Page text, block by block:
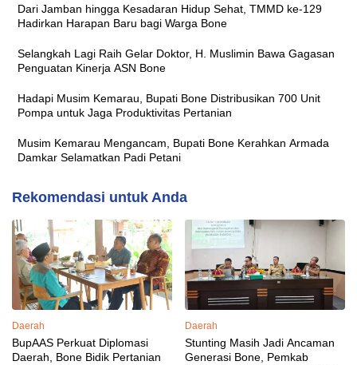
Dari Jamban hingga Kesadaran Hidup Sehat, TMMD ke-129
Hadirkan Harapan Baru bagi Warga Bone
Selangkah Lagi Raih Gelar Doktor, H. Muslimin Bawa Gagasan
Penguatan Kinerja ASN Bone
Hadapi Musim Kemarau, Bupati Bone Distribusikan 700 Unit
Pompa untuk Jaga Produktivitas Pertanian
Musim Kemarau Mengancam, Bupati Bone Kerahkan Armada
Damkar Selamatkan Padi Petani
Rekomendasi untuk Anda
Daerah
BupAAS Perkuat Diplomasi
Daerah, Bone Bidik Pertanian
Daerah
Stunting Masih Jadi Ancaman
Generasi Bone, Pemkab